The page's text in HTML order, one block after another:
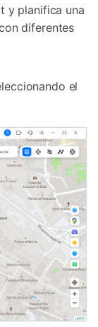
y planifica una
diferentes
el